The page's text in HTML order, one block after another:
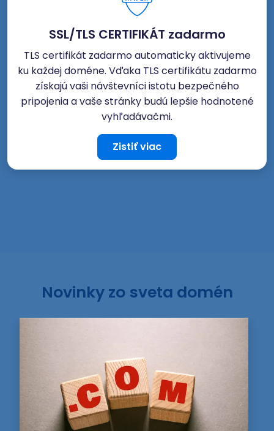
SSL/TLS CERTIFIKÁT zadarmo
TLS certifikát zadarmo automaticky aktivujeme
ku každej doméne. Vďaka TLS certifikátu zadarmo
získajú vaši návštevníci istotu bezpečného
pripojenia a vaše stránky budú lepšie hodnotené
vyhľadávačmi.
Zistiť viac
Novinky zo sveta domén